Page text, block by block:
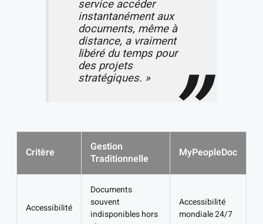
service accéder
instantanément aux
documents, même à
distance, a vraiment
libéré du temps pour
des projets
stratégiques. »
Critère
Gestion
Traditionnelle
MyPeopleDoc
Accessibilité
Documents
souvent
indisponibles hors
Accessibilité
mondiale 24/7